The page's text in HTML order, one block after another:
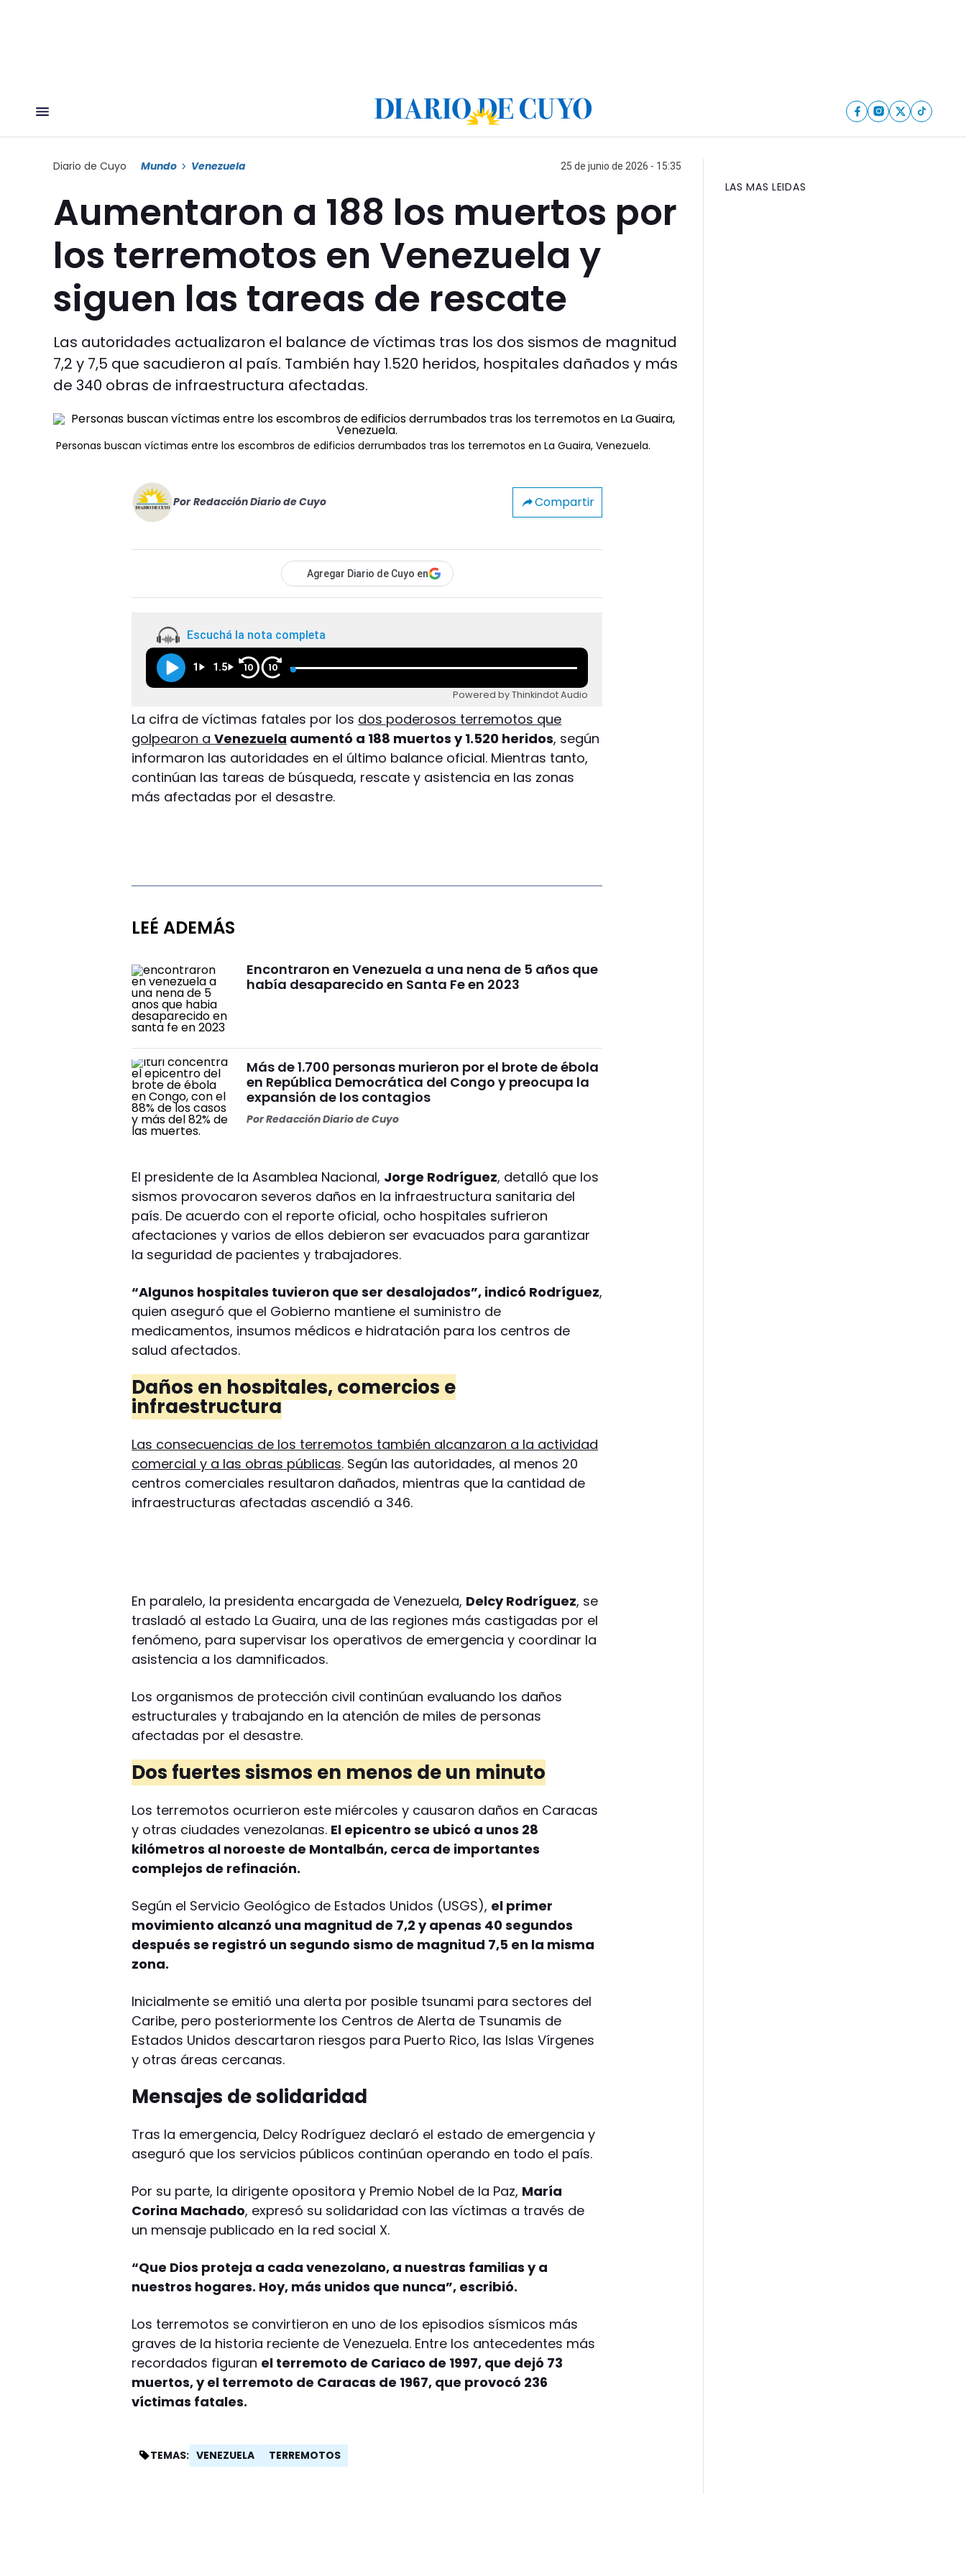
Diario de Cuyo Mundo Venezuela 25 de junio de 2026 - 15:35
Aumentaron a 188 los muertos por
los terremotos en Venezuela y
siguen las tareas de rescate
Las autoridades actualizaron el balance de víctimas tras los dos sismos de magnitud
7,2 y 7,5 que sacudieron al país. También hay 1.520 heridos, hospitales dañados y más
de 340 obras de infraestructura afectadas.
Personas buscan víctimas entre los escombros de edificios derrumbados tras los terremotos en La Guaira, Venezuela.
Por Redacción Diario de Cuyo Compartir
Agregar Diario de Cuyo en
Escuchá la nota completa
1 1.5 10 10
Powered by Thinkindot Audio
La cifra de víctimas fatales por los dos poderosos terremotos que
golpearon aVenezuela aumentó a 188 muertos y 1.520 heridos, según
informaron las autoridades en el último balance oficial. Mientras tanto,
continúan las tareas de búsqueda, rescate y asistencia en las zonas
más afectadas por el desastre.
LEÉ ADEMÁS
Encontraron en Venezuela a una nena de 5 años que
había desaparecido en Santa Fe en 2023
Más de 1.700 personas murieron por el brote de ébola
en República Democrática del Congo y preocupa la
expansión de los contagios
PorRedacción Diario de Cuyo
El presidente de la Asamblea Nacional, Jorge Rodríguez, detalló que los
sismos provocaron severos daños en la infraestructura sanitaria del
país. De acuerdo con el reporte oficial, ocho hospitales sufrieron
afectaciones y varios de ellos debieron ser evacuados para garantizar
la seguridad de pacientes y trabajadores.
“Algunos hospitales tuvieron que ser desalojados”, indicó Rodríguez,
quien aseguró que el Gobierno mantiene el suministro de
medicamentos, insumos médicos e hidratación para los centros de
salud afectados.
Daños en hospitales, comercios e
infraestructura
Las consecuencias de los terremotos también alcanzaron a la actividad
comercial y a las obras públicas. Según las autoridades, al menos 20
centros comerciales resultaron dañados, mientras que la cantidad de
infraestructuras afectadas ascendió a 346.
En paralelo, la presidenta encargada de Venezuela, Delcy Rodríguez, se
trasladó al estado La Guaira, una de las regiones más castigadas por el
fenómeno, para supervisar los operativos de emergencia y coordinar la
asistencia a los damnificados.
Los organismos de protección civil continúan evaluando los daños
estructurales y trabajando en la atención de miles de personas
afectadas por el desastre.
Dos fuertes sismos en menos de un minuto
Los terremotos ocurrieron este miércoles y causaron daños en Caracas
y otras ciudades venezolanas. El epicentro se ubicó a unos 28
kilómetros al noroeste de Montalbán, cerca de importantes
complejos de refinación.
Según el Servicio Geológico de Estados Unidos (USGS), el primer
movimiento alcanzó una magnitud de 7,2 y apenas 40 segundos
después se registró un segundo sismo de magnitud 7,5 en la misma
zona.
Inicialmente se emitió una alerta por posible tsunami para sectores del
Caribe, pero posteriormente los Centros de Alerta de Tsunamis de
Estados Unidos descartaron riesgos para Puerto Rico, las Islas Vírgenes
y otras áreas cercanas.
Mensajes de solidaridad
Tras la emergencia, Delcy Rodríguez declaró el estado de emergencia y
aseguró que los servicios públicos continúan operando en todo el país.
Por su parte, la dirigente opositora y Premio Nobel de la Paz, María
Corina Machado, expresó su solidaridad con las víctimas a través de
un mensaje publicado en la red social X.
“Que Dios proteja a cada venezolano, a nuestras familias y a
nuestros hogares. Hoy, más unidos que nunca”, escribió.
Los terremotos se convirtieron en uno de los episodios sísmicos más
graves de la historia reciente de Venezuela. Entre los antecedentes más
recordados figuran el terremoto de Cariaco de 1997, que dejó 73
muertos, y el terremoto de Caracas de 1967, que provocó 236
víctimas fatales.
TEMAS: VENEZUELA TERREMOTOS
LAS MAS LEIDAS